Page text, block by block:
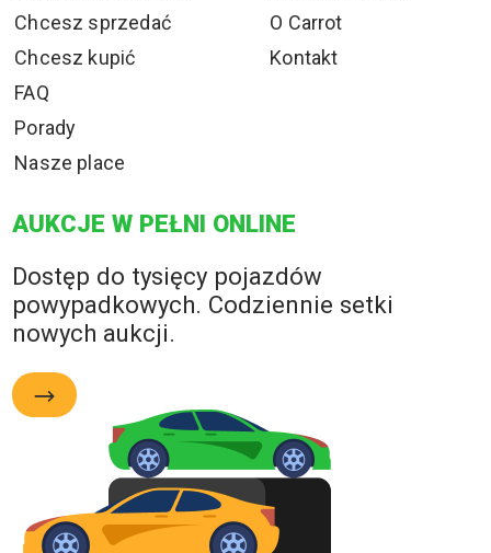
Chcesz sprzedać
Chcesz kupić
FAQ
Porady
Nasze place
O Carrot
Kontakt
AUKCJE W PEŁNI ONLINE
Dostęp do tysięcy pojazdów
powypadkowych. Codziennie setki
nowych aukcji.